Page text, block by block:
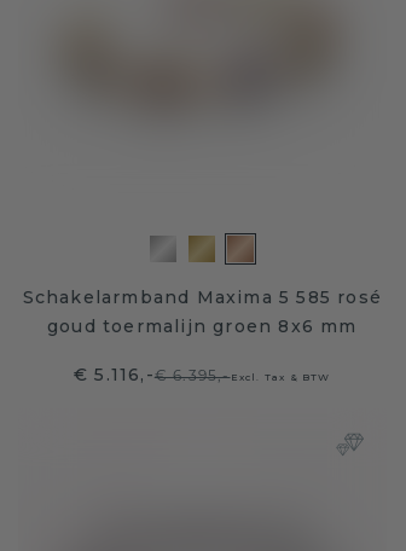
Schakelarmband Maxima 5 585 rosé
goud toermalijn groen 8x6 mm
€ 5.116,-€ 6.395,-Excl. Tax & BTW